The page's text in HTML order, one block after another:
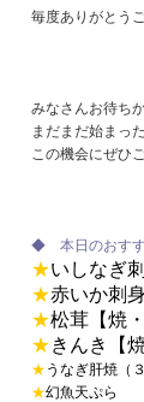
毎度ありがとう
みなさんお待ち
まだまだ始まっ
この機会にぜひ
◆ 本日のおす
★いしなぎ
★赤いか刺
★松茸【焼
★きんき【
★ うなぎ肝焼（
★幻魚天ぷら